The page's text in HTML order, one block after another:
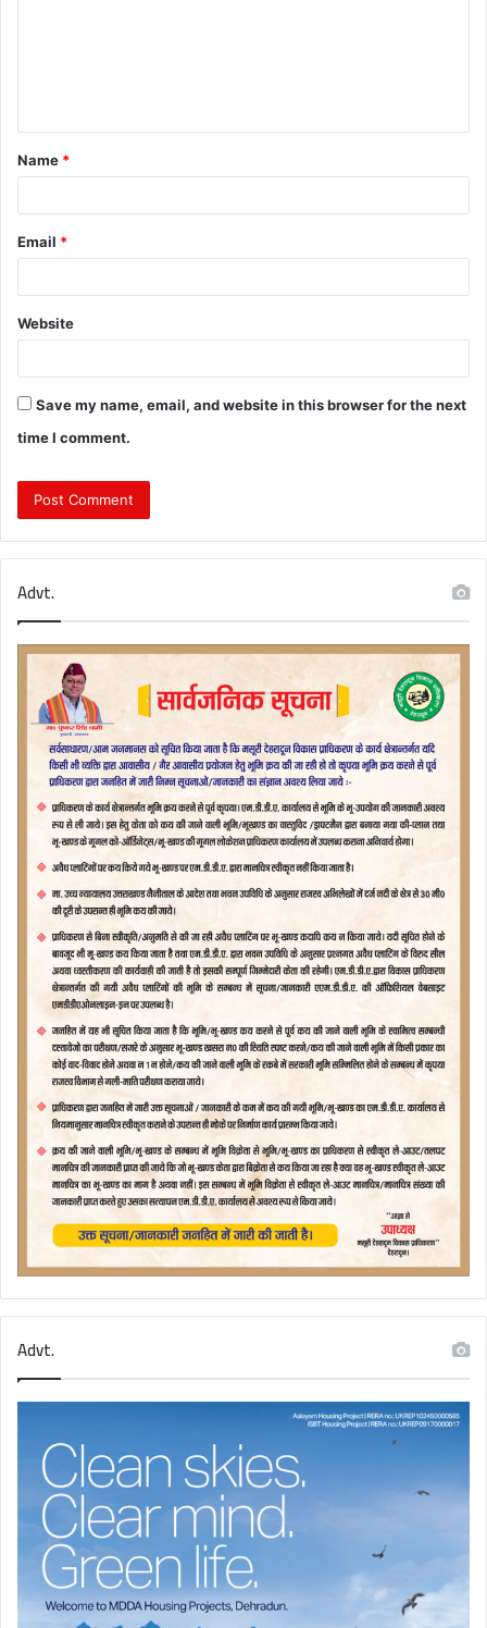
t
*
Name *
Email *
Website
Save my name, email, and website in this browser for the next
time I comment.
Advt.
Advt.